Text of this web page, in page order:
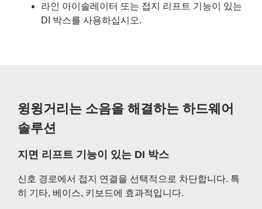
라인 아이솔레이터 또는 접지 리프트 기능이 있는
DI 박스를 사용하십시오.
윙윙거리는 소음을 해결하는 하드웨어
솔루션
지면 리프트 기능이 있는 DI 박스
신호 경로에서 접지 연결을 선택적으로 차단합니다. 특
히 기타, 베이스, 키보드에 효과적입니다.